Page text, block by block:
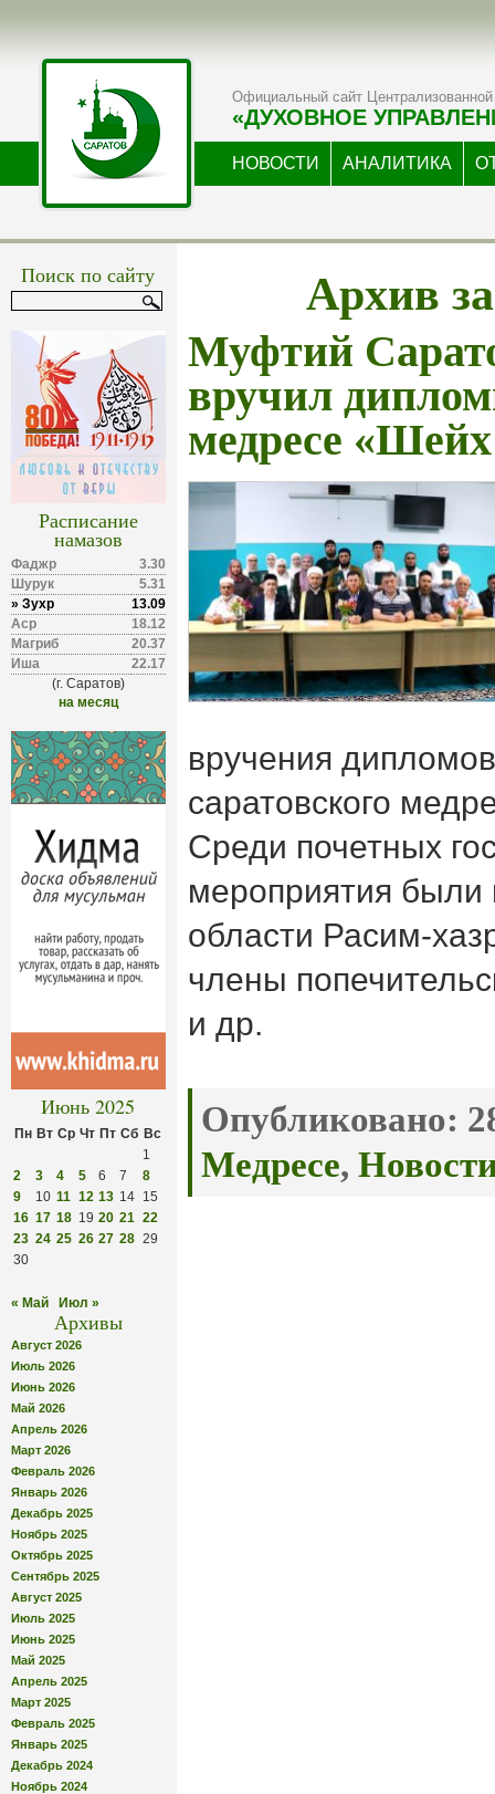
Официальный сайт Централизованной
«ДУХОВНОЕ
НОВОСТИ АНАЛИТИКА
Поиск по сайту
Расписание
намазов
Фаджр
3.30
Шурук
5.31
» Зухр
13.09
Аср
18.12
Магриб
20.37
Иша
22.17
(г. Саратов)
на месяц
Июнь 2025
Пн Вт Ср Чт Пт Сб Вс
1
2
3 4 5 6 7
8
9
10 11 12 13 14 15
16 17 18 19 20 21 22
23 24 25 26 27 28 29
30
« Май Июл »
Архивы
Август 2026
Июль 2026
Июнь 2026
Май 2026
Апрель 2026
Март 2026
Февраль 2026
Январь 2026
Декабрь 2025
Ноябрь 2025
Октябрь 2025
Сентябрь 2025
Август 2025
Июль 2025
Июнь 2025
Май 2025
Апрель 2025
Март 2025
Февраль 2025
Январь 2025
Декабрь 2024
Ноябрь 2024
Архив
Муфтий
вручил
медресе
вручения
саратовского
Среди почетных
мероприятия были
области Расим-
члены
и др.
Опубликовано:
Медресе,